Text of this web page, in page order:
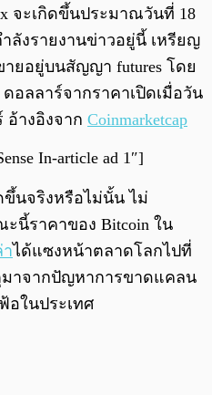
จะเกิดขึ้นประมาณวันที่ 18
งรายงานข่าวอยู่นี้ เหรียญ
ายอยู่บนสัญญา futures โดย
อลลาร์จากราคาเปิดเมื่อวัน
อ้างอิงจาก Coinmarketcap
In-article ad 1″]
ขึ้นจริงหรือไม่นั้น ไม่
นี้ราคาของ Bitcoin ใน
าได้แซงหน้าตลาดโลกไปที่
มาจากปัญหาการขาดแคลน
อในประเทศ